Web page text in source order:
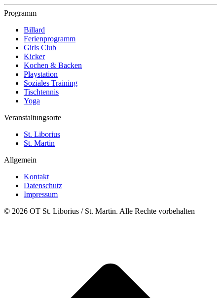
Programm
Billard
Ferienprogramm
Girls Club
Kicker
Kochen & Backen
Playstation
Soziales Training
Tischtennis
Yoga
Veranstaltungsorte
St. Liborius
St. Martin
Allgemein
Kontakt
Datenschutz
Impressum
© 2026 OT St. Liborius / St. Martin. Alle Rechte vorbehalten